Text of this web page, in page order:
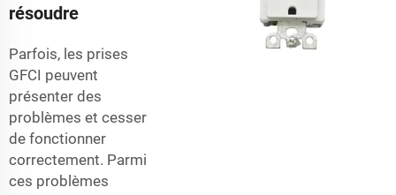
résoudre
Parfois, les prises
GFCI peuvent
présenter des
problèmes et cesser
de fonctionner
correctement. Parmi
ces problèmes